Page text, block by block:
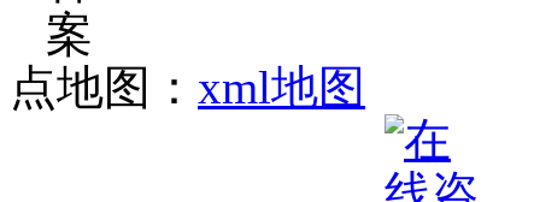
点地图： xml地图